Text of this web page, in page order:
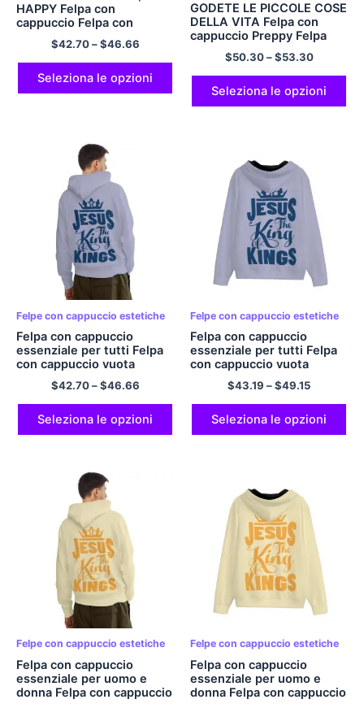
HAPPY Felpa con
cappuccio Felpa con
cappuccio per la salute
mentale
$42.70–$46.66
Seleziona le opzioni
GODETE LE PICCOLE COSE
DELLA VITA Felpa con
cappuccio Preppy Felpa
con cappuccio Mental
Health Felpa con
cappuccio multicolore
$50.30–$53.30
Seleziona le opzioni
Felpe con cappuccio estetiche
Felpa con cappuccio
essenziale per tutti Felpa
con cappuccio vuota
JESUS ​​THE KINGS Felpa
con cappuccio Felpa con
cappuccio pullover in
poliestere confortevole e
confortevole Felpe con
$42.70–$46.66
Seleziona le opzioni
Felpe con cappuccio estetiche
Felpa con cappuccio
essenziale per tutti Felpa
con cappuccio vuota
JESUS ​​THE KINGS Felpa
con cappuccio Comoda
felpa con cappuccio con
zip in poliestere
confortevole Felpe con
$43.19 –$49.15
Seleziona le opzioni
Felpe con cappuccio estetiche
Felpa con cappuccio
essenziale per uomo e
donna Felpa con cappuccio
Felpe con cappuccio estetiche
Felpa con cappuccio
essenziale per uomo e
donna Felpa con cappuccio